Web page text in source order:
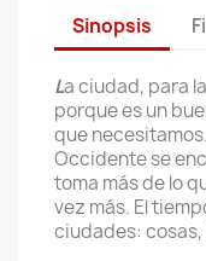
Sinopsis
La ciudad, para
porque es un
que
Occidente se
toma más de lo
vez más. El
ciudades: